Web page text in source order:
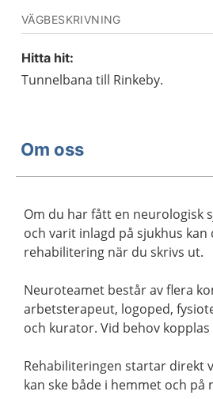
VÄGBESKRIVNING
Hitta hit:
Tunnelbana till Rinkeby.
Om oss
Om du har fått en neurologisk
och varit inlagd på sjukhus kan
rehabilitering när du skrivs ut.
Neuroteamet består av flera
arbetsterapeut, logoped,
och kurator. Vid behov
Rehabiliteringen startar direkt
kan ske både i hemmet och på